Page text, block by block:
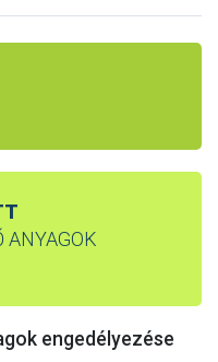
ANYAGOK
engedélyezése